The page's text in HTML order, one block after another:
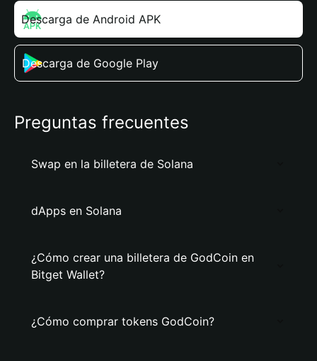
Descarga de Android APK
Descarga de Google Play
Preguntas frecuentes
Swap en la billetera de Solana
dApps en Solana
¿Cómo crear una billetera de GodCoin en
Bitget Wallet?
¿Cómo comprar tokens GodCoin?